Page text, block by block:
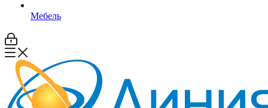
Мебель